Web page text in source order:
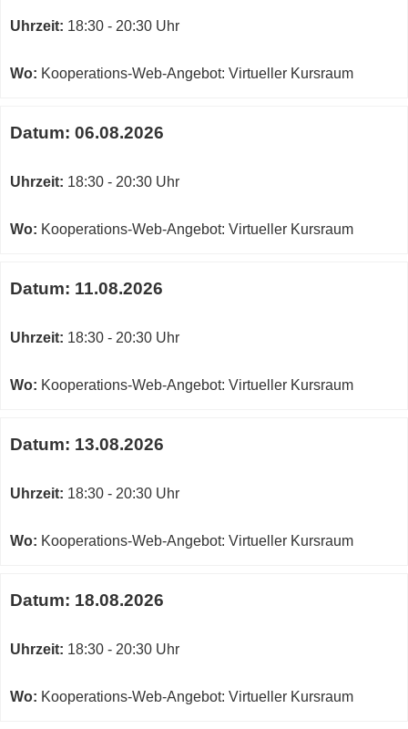
Uhrzeit: 18:30 - 20:30 Uhr
Wo: Kooperations-Web-Angebot: Virtueller Kursraum
Datum: 06.08.2026
Uhrzeit: 18:30 - 20:30 Uhr
Wo: Kooperations-Web-Angebot: Virtueller Kursraum
Datum: 11.08.2026
Uhrzeit: 18:30 - 20:30 Uhr
Wo: Kooperations-Web-Angebot: Virtueller Kursraum
Datum: 13.08.2026
Uhrzeit: 18:30 - 20:30 Uhr
Wo: Kooperations-Web-Angebot: Virtueller Kursraum
Datum: 18.08.2026
Uhrzeit: 18:30 - 20:30 Uhr
Wo: Kooperations-Web-Angebot: Virtueller Kursraum